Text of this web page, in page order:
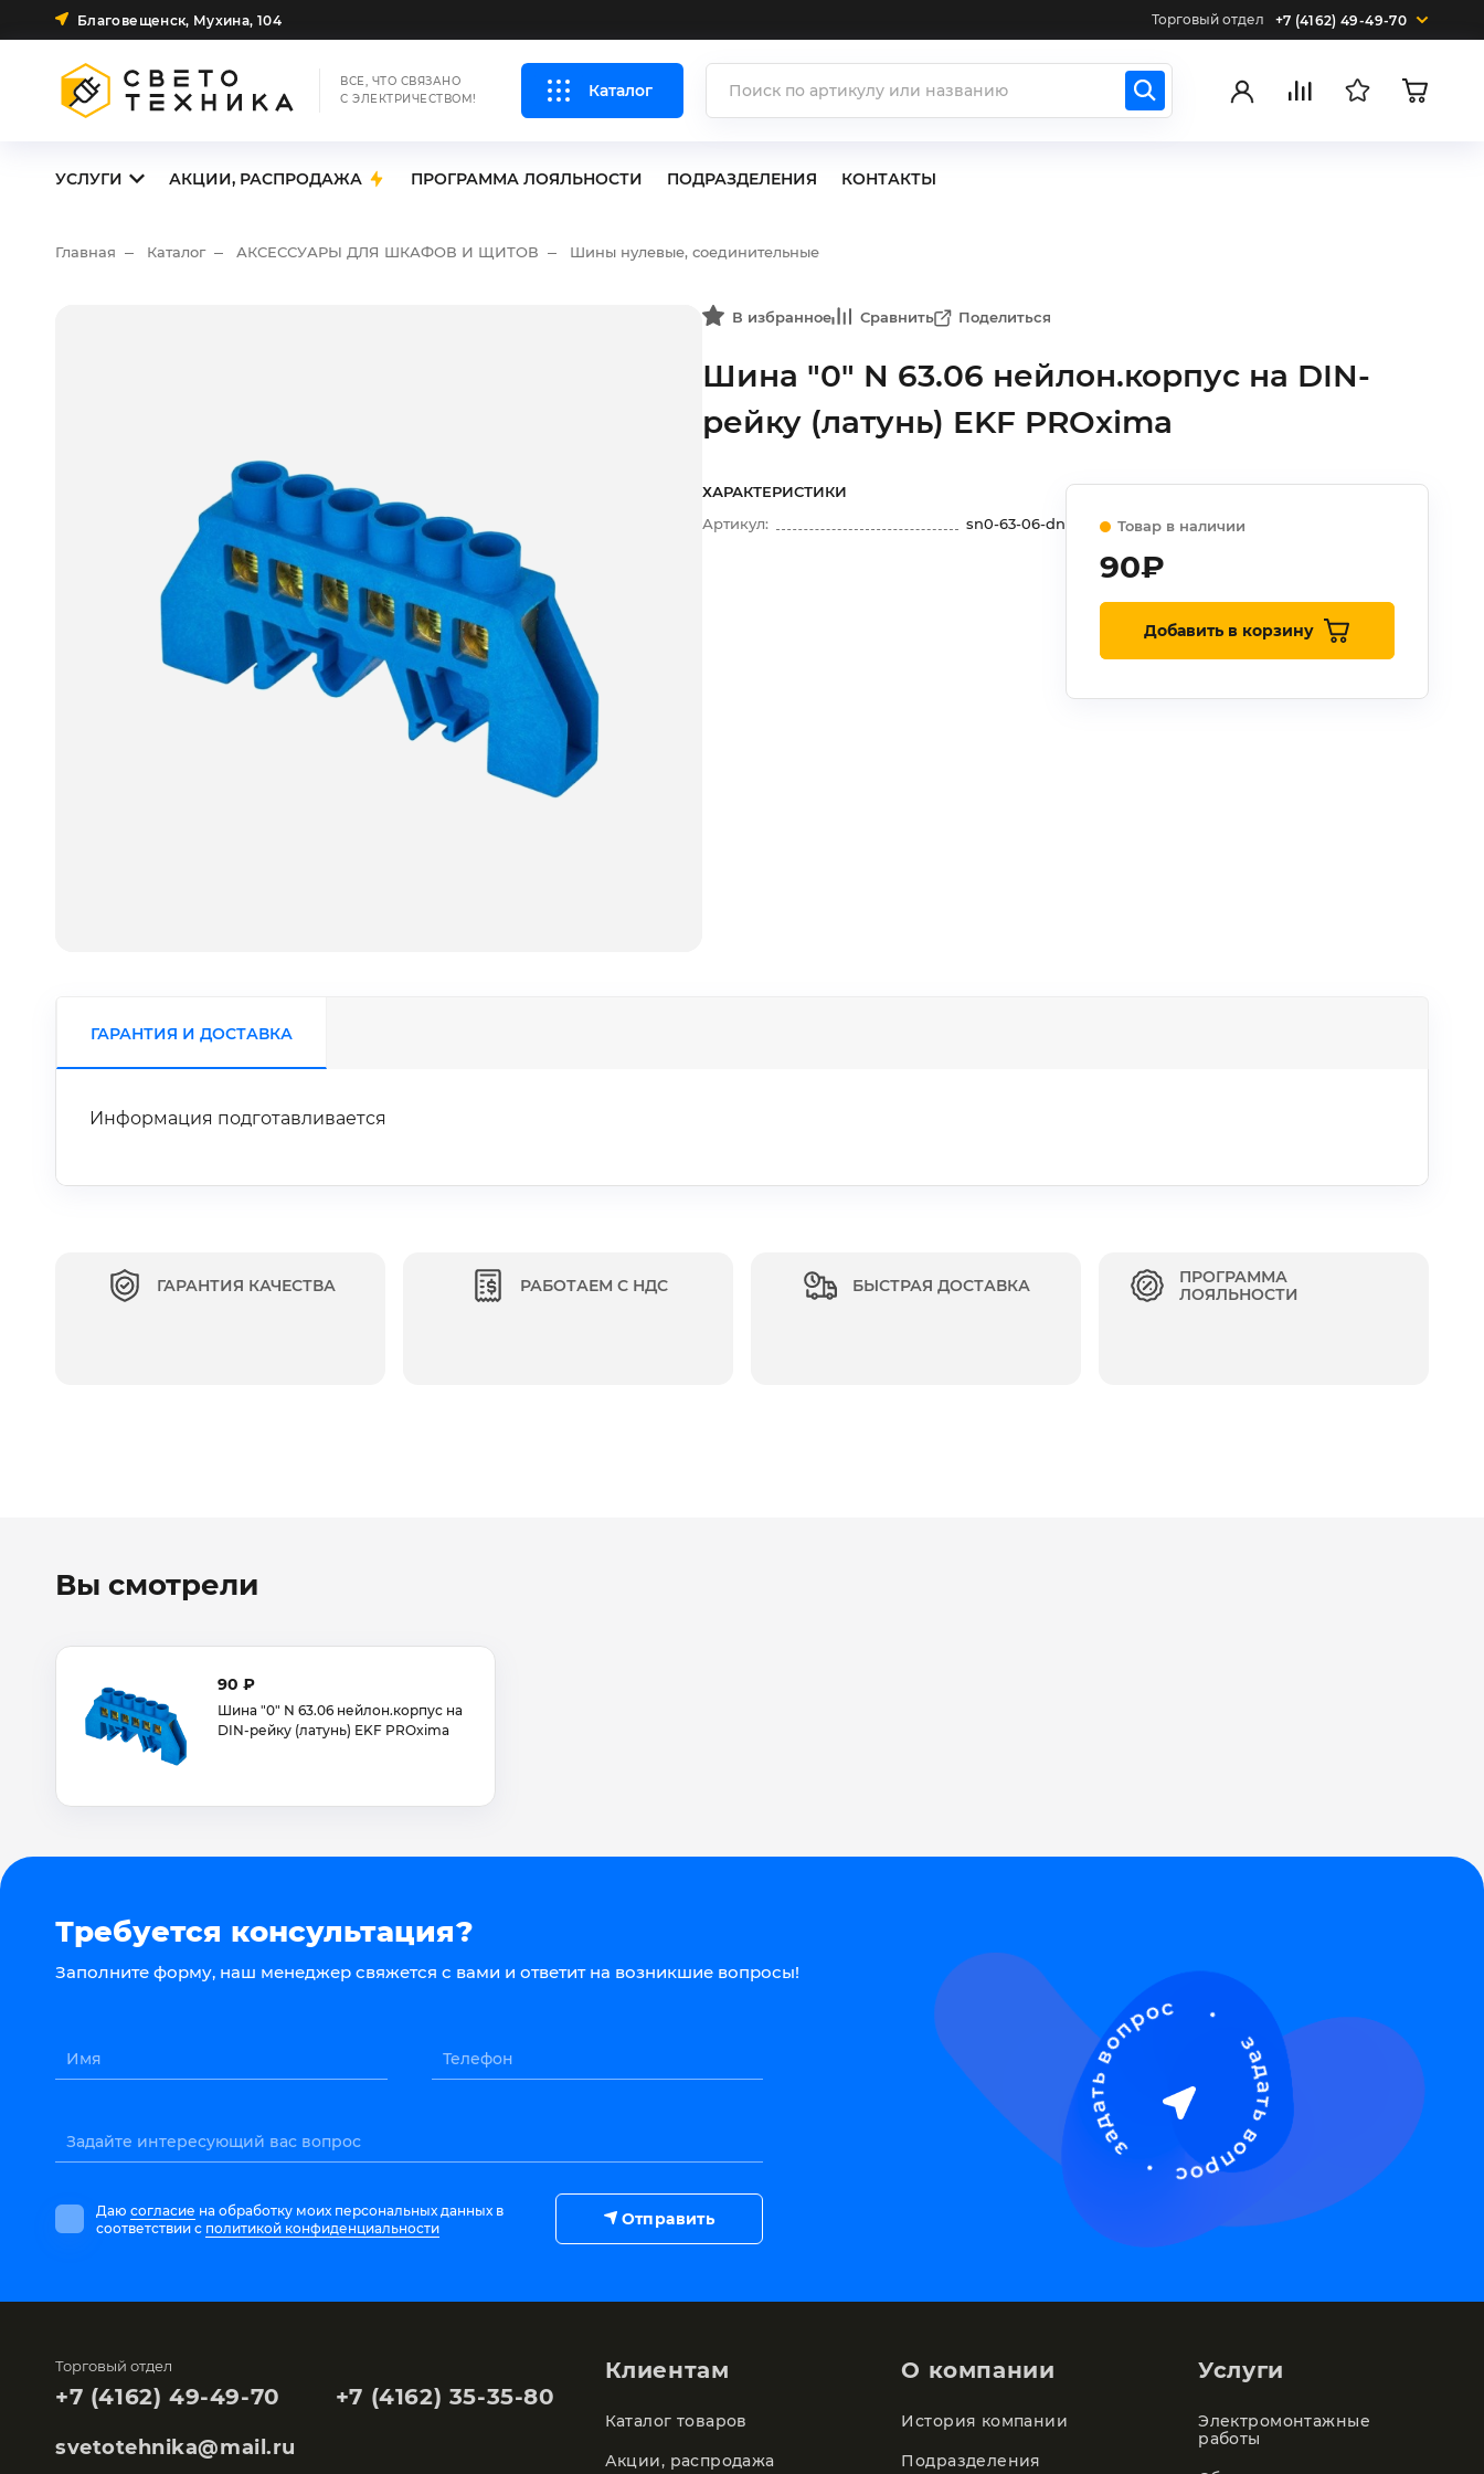
Благовещенск, Мухина, 104 Торговый отдел +7 (4162) 49-49-70
ВСЕ, ЧТО СВЯЗАНО
С ЭЛЕКТРИЧЕСТВОМ!
Каталог
УСЛУГИ АКЦИИ, РАСПРОДАЖА ПРОГРАММА ЛОЯЛЬНОСТИ ПОДРАЗДЕЛЕНИЯ КОНТАКТЫ
Главная Каталог АКСЕССУАРЫ ДЛЯ ШКАФОВ И ЩИТОВ Шины нулевые, соединительные
В избранное Сравнить Поделиться
Шина "0" N 63.06 нейлон.корпус на DIN-
рейку (латунь) EKF PROxima
ХАРАКТЕРИСТИКИ
Артикул:
sn0-63-06-dn Товар в наличии
90₽
Добавить в корзину
ГАРАНТИЯ И ДОСТАВКА
Информация подготавливается
ГАРАНТИЯ КАЧЕСТВА РАБОТАЕМ С НДС БЫСТРАЯ ДОСТАВКА
ПРОГРАММА
ЛОЯЛЬНОСТИ
Вы смотрели
90 ₽
Шина "0" N 63.06 нейлон.корпус на
DIN-рейку (латунь) EKF PROxima
Требуется консультация?
Заполните форму, наш менеджер свяжется с вами и ответит на возникшие вопросы!
Имя Телефон
Задайте интересующий вас вопрос
Даю согласие на обработку моих персональных данных в
соответствии с политикой конфиденциальности Отправить
Торговый отдел
+7 (4162) 49-49-70 +7 (4162) 35-35-80
svetotehnika@mail.ru
Клиентам
Каталог товаров
Акции, распродажа
О компании
История компании
Подразделения
Услуги
Электромонтажные
работы